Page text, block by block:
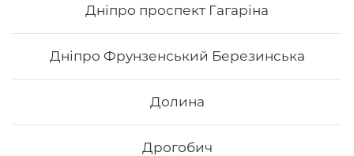
Дніпро проспект Гагаріна
Дніпро Фрунзенський Березинська
Долина
Дрогобич